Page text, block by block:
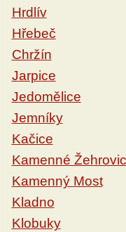
Hrdlív
Hřebeč
Chržín
Jarpice
Jedomělice
Jemníky
Kačice
Kamenné
Kamenný Most
Kladno
Klobuky